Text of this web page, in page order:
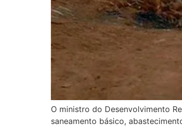
O ministro do Desenvolvimento
saneamento básico,